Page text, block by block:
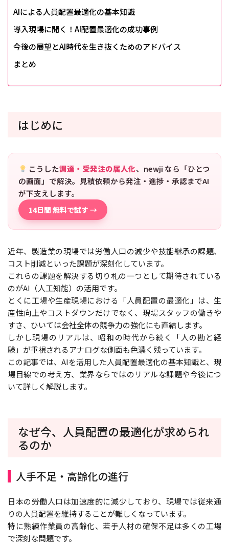
AIによる人員配置最適化の基本知識
導入現場に聞く！AI配置最適化の成功事例
今後の展望とAI時代を生き抜くためのアドバイス
まとめ
はじめに
こうした調達・受発注の属人化、newji なら「ひとつ
の画面」で解決。見積依頼から発注・進捗・承認までAI
が下支えします。
14日間 無料で試す →
近年、製造業の現場では労働人口の減少や技能継承の課題、
コスト削減といった課題が深刻化しています。
これらの課題を解決する切り札の一つとして期待されている
のがAI（人工知能）の活用です。
とくに工場や生産現場における「人員配置の最適化」は、生
産性向上やコストダウンだけでなく、現場スタッフの働きや
すさ、ひいては会社全体の競争力の強化にも直結します。
しかし現場のリアルは、昭和の時代から続く「人の勘と経
験」が重視されるアナログな側面も色濃く残っています。
この記事では、AIを活用した人員配置最適化の基本知識と、現
場目線での考え方、業界ならではのリアルな課題や今後につ
いて詳しく解説します。
なぜ今、人員配置の最適化が求められ
るのか
人手不足・高齢化の進行
日本の労働人口は加速度的に減少しており、現場では従来通
りの人員配置を維持することが難しくなっています。
特に熟練作業員の高齢化、若手人材の確保不足は多くの工場
で深刻な問題です。